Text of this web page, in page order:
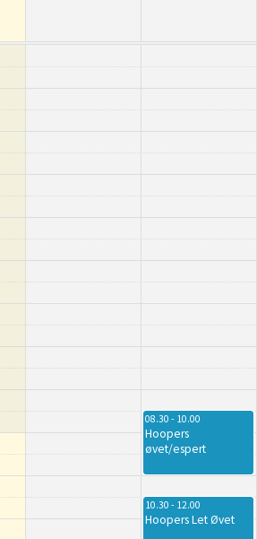
08.30 - 10.00
Hoopers
øvet/espert
10.30 - 12.00
Hoopers Let Øvet